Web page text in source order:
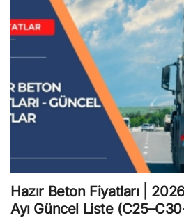
Hazır Beton Fiyatları |
Ayı Güncel Liste